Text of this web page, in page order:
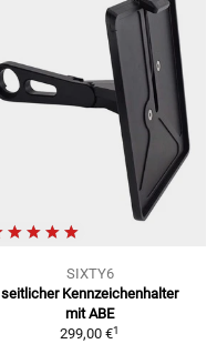
SIXTY6
seitlicher Kennzeichenhalter
mit ABE
299,00 €1